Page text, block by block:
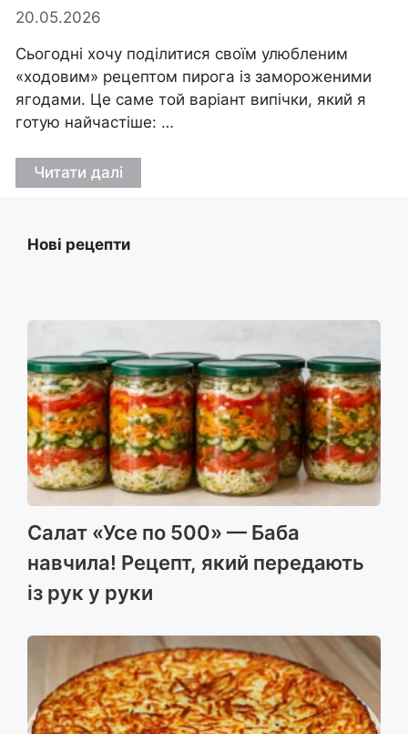
20.05.2026
Сьогодні хочу поділитися своїм улюбленим
«ходовим» рецептом пирога із замороженими
ягодами. Це саме той варіант випічки, який я
готую найчастіше: …
Читати далі
Нові рецепти
Салат «Усе по 500» — Баба
навчила! Рецепт, який передають
із рук у руки